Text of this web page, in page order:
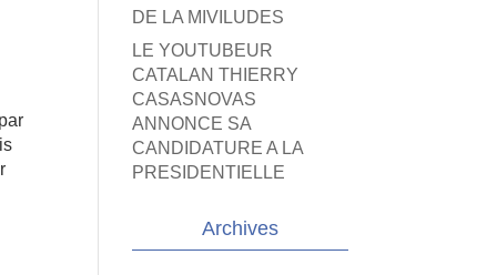
DE LA MIVILUDES
LE YOUTUBEUR
CATALAN THIERRY
CASASNOVAS
ANNONCE SA
CANDIDATURE A LA
PRESIDENTIELLE
Archives